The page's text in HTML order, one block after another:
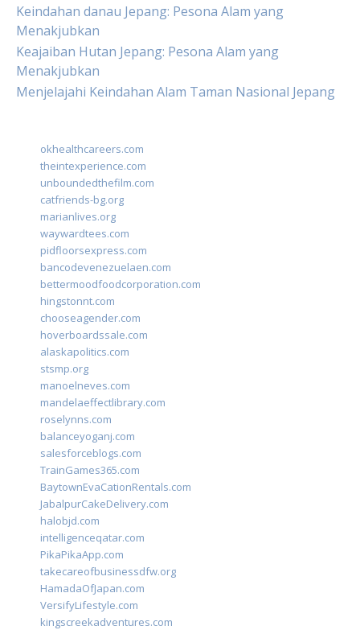
Keindahan danau Jepang: Pesona Alam yang
Menakjubkan
Keajaiban Hutan Jepang: Pesona Alam yang
Menakjubkan
Menjelajahi Keindahan Alam Taman Nasional Jepang
okhealthcareers.com
theintexperience.com
unboundedthefilm.com
catfriends-bg.org
marianlives.org
waywardtees.com
pidfloorsexpress.com
bancodevenezuelaen.com
bettermoodfoodcorporation.com
hingstonnt.com
chooseagender.com
hoverboardssale.com
alaskapolitics.com
stsmp.org
manoelneves.com
mandelaeffectlibrary.com
roselynns.com
balanceyoganj.com
salesforceblogs.com
TrainGames365.com
BaytownEvaCationRentals.com
JabalpurCakeDelivery.com
halobjd.com
intelligenceqatar.com
PikaPikaApp.com
takecareofbusinessdfw.org
HamadaOfJapan.com
VersifyLifestyle.com
kingscreekadventures.com